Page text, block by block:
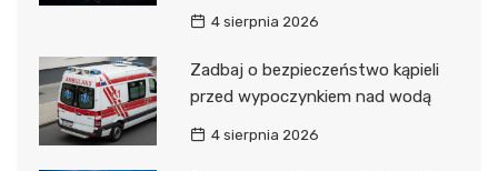
4 sierpnia 2026
Zadbaj o bezpieczeństwo kąpieli
przed wypoczynkiem nad wodą
4 sierpnia 2026